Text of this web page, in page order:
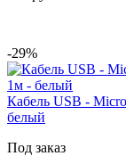
-29%
Кабель USB -
белый
Под заказ